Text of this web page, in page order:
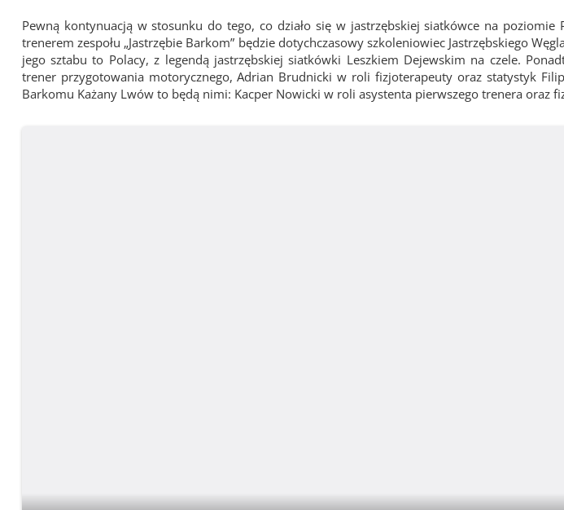
Pewną kontynuacją w stosunku do tego, co działo się w jastrzębskiej siatkówce na
trenerem zespołu „Jastrzębie Barkom” będzie dotychczasowy szkoleniowiec Jastrzębskiego
jego sztabu to Polacy, z legendą jastrzębskiej siatkówki Leszkiem Dejewskim na czele.
trener przygotowania motorycznego, Adrian Brudnicki w roli fizjoterapeuty oraz statystyk
Barkomu Każany Lwów to będą nimi: Kacper Nowicki w roli asystenta pierwszego trenera oraz